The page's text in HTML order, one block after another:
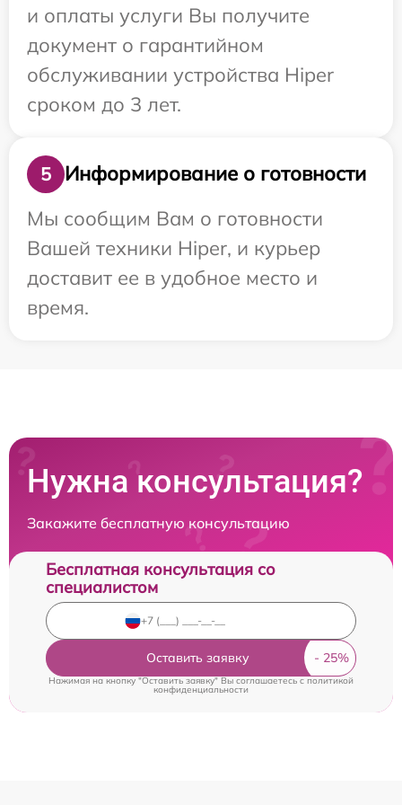
и оплаты услуги Вы получите
документ о гарантийном
обслуживании устройства Hiper
сроком до 3 лет.
5
Информирование о готовности
Мы сообщим Вам о готовности
Вашей техники Hiper, и курьер
доставит ее в удобное место и
время.
Нужна консультация?
Закажите бесплатную консультацию
Бесплатная консультация со
специалистом
Оставить заявку
Нажимая на кнопку "Оставить заявку" Вы соглашаетесь cполитикой
конфиденциальности